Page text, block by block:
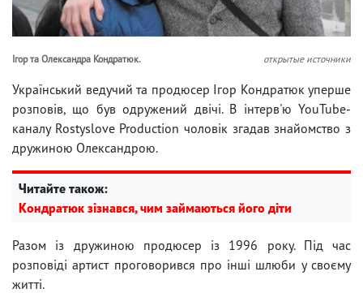
Ігор та Олександра Кондратюк. открытые источники
Український ведучий та продюсер Ігор Кондратюк уперше
розповів, що був одружений двічі. В інтерв'ю YouTube-
каналу Rostyslove Production чоловік згадав знайомство з
дружиною Олександрою.
Читайте також:
Кондратюк зізнався, чим займаються його діти
Разом із дружиною продюсер із 1996 року. Під час
розповіді артист проговорився про інші шлюби у своєму
житті.